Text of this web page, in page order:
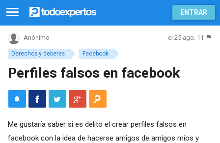
ENTRAR
Derechos y deberes Facebook
Anónimo el 25 ago. 11
Perfiles falsos en facebook
Me gustaría saber si es delito el crear perfiles falsos en
facebook con la idea de hacerse amigos de amigos míos y